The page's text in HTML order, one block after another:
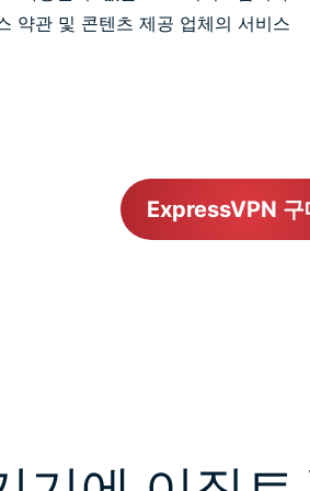
약관 및 콘텐츠 제공 업체의 서비스
ExpressVPN 구